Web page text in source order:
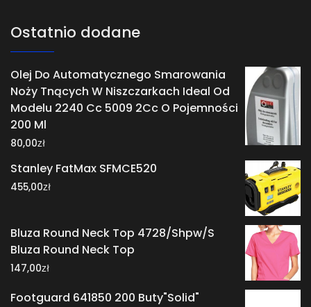
Ostatnio dodane
Olej Do Automatycznego Smarowania
Noży Tnących W Niszczarkach Ideal Od
Modelu 2240 Cc 5009 2Cc O Pojemności
200 Ml
80,00zł
Stanley FatMax SFMCE520
455,00zł
Bluza Round Neck Top 4728/Shpw/S
Bluza Round Neck Top
147,00zł
Footguard 641850 200 Buty"Solid"